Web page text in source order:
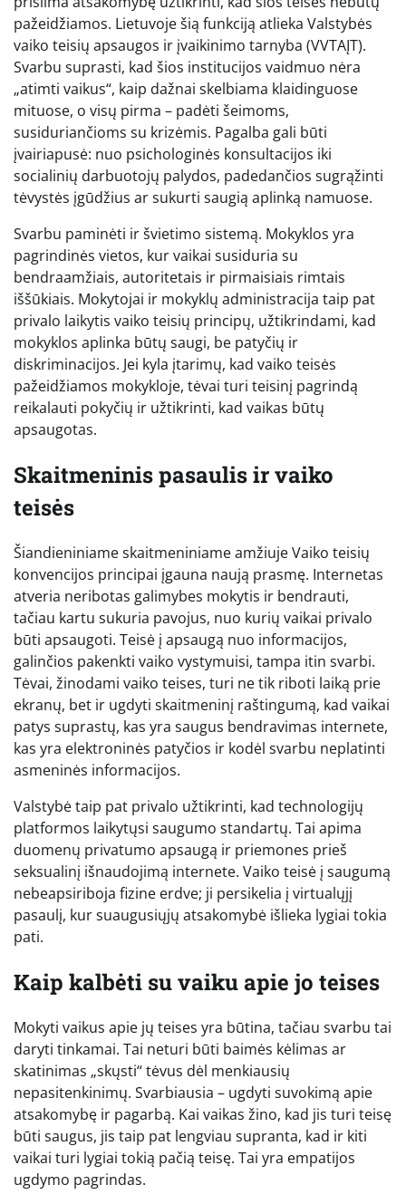
pažeidžiamos. Lietuvoje šią funkciją atlieka Valstybės
vaiko teisių apsaugos ir įvaikinimo tarnyba (VVTAĮT).
Svarbu suprasti, kad šios institucijos vaidmuo nėra
„atimti vaikus“, kaip dažnai skelbiama klaidinguose
mituose, o visų pirma – padėti šeimoms,
susiduriančioms su krizėmis. Pagalba gali būti
įvairiapusė: nuo psichologinės konsultacijos iki
socialinių darbuotojų palydos, padedančios sugrąžinti
tėvystės įgūdžius ar sukurti saugią aplinką namuose.
Svarbu paminėti ir švietimo sistemą. Mokyklos yra
pagrindinės vietos, kur vaikai susiduria su
bendraamžiais, autoritetais ir pirmaisiais rimtais
iššūkiais. Mokytojai ir mokyklų administracija taip pat
privalo laikytis vaiko teisių principų, užtikrindami, kad
mokyklos aplinka būtų saugi, be patyčių ir
diskriminacijos. Jei kyla įtarimų, kad vaiko teisės
pažeidžiamos mokykloje, tėvai turi teisinį pagrindą
reikalauti pokyčių ir užtikrinti, kad vaikas būtų
apsaugotas.
Skaitmeninis pasaulis ir vaiko
teisės
Šiandieniniame skaitmeniniame amžiuje Vaiko teisių
konvencijos principai įgauna naują prasmę. Internetas
atveria neribotas galimybes mokytis ir bendrauti,
tačiau kartu sukuria pavojus, nuo kurių vaikai privalo
būti apsaugoti. Teisė į apsaugą nuo informacijos,
galinčios pakenkti vaiko vystymuisi, tampa itin svarbi.
Tėvai, žinodami vaiko teises, turi ne tik riboti laiką prie
ekranų, bet ir ugdyti skaitmeninį raštingumą, kad vaikai
patys suprastų, kas yra saugus bendravimas internete,
kas yra elektroninės patyčios ir kodėl svarbu neplatinti
asmeninės informacijos.
Valstybė taip pat privalo užtikrinti, kad technologijų
platformos laikytųsi saugumo standartų. Tai apima
duomenų privatumo apsaugą ir priemones prieš
seksualinį išnaudojimą internete. Vaiko teisė į saugumą
nebeapsiriboja fizine erdve; ji persikelia į virtualųjį
pasaulį, kur suaugusiųjų atsakomybė išlieka lygiai tokia
pati.
Kaip kalbėti su vaiku apie jo teises
Mokyti vaikus apie jų teises yra būtina, tačiau svarbu tai
daryti tinkamai. Tai neturi būti baimės kėlimas ar
skatinimas „skųsti“ tėvus dėl menkiausių
nepasitenkinimų. Svarbiausia – ugdyti suvokimą apie
atsakomybę ir pagarbą. Kai vaikas žino, kad jis turi teisę
būti saugus, jis taip pat lengviau supranta, kad ir kiti
vaikai turi lygiai tokią pačią teisę. Tai yra empatijos
ugdymo pagrindas.